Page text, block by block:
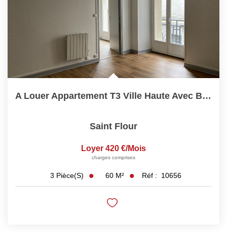
A Louer Appartement T3 Ville Haute Avec Balcon
Saint Flour
Loyer 420 €/mois
charges comprises
3 Pièce(s) 60 M² Réf : 10656